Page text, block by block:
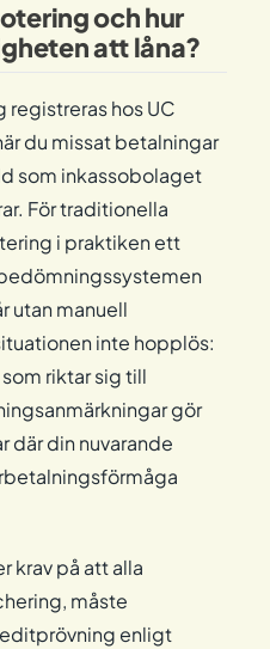
och hur
att låna?
registreras hos UC
du missat betalningar
som inkassobolaget
För traditionella
i praktiken ett
utan manuell
inte hopplös:
riktar sig till
gör
där din nuvarande
krav på att alla
måste
enligt